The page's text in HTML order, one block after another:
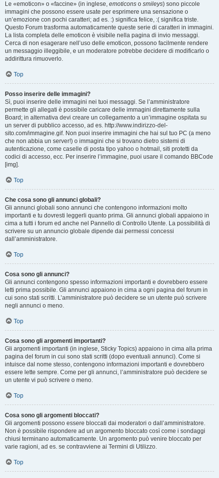
Le «emoticon» o «faccine» (in inglese, emoticons o smileys) sono piccole
immagini che possono essere usate per esprimere una sensazione o
un’emozione con pochi caratteri; ad es. :) significa felice, :( significa triste.
Questo Forum trasforma automaticamente queste serie di caratteri in immagini.
La lista completa delle emoticon è visibile nella pagina di invio messaggi.
Cerca di non esagerare nell’uso delle emoticon, possono facilmente rendere
un messaggio illeggibile, e un moderatore potrebbe decidere di modificarlo o
addirittura rimuoverlo.
Top
Posso inserire delle immagini?
Sì, puoi inserire delle immagini nei tuoi messaggi. Se l’amministratore
permette gli allegati è possibile caricare delle immagini direttamente sulla
Board; in alternativa devi creare un collegamento a un’immagine ospitata su
un server di pubblico accesso, ad es. http://www.indirizzo-del-
sito.com/immagine.gif. Non puoi inserire immagini che hai sul tuo PC (a meno
che non abbia un server!) o immagini che si trovano dietro sistemi di
autenticazione, come caselle di posta tipo yahoo o hotmail, siti protetti da
codici di accesso, ecc. Per inserire l’immagine, puoi usare il comando BBCode
[img].
Top
Che cosa sono gli annunci globali?
Gli annunci globali sono annunci che contengono informazioni molto
importanti e tu dovresti leggerli quanto prima. Gli annunci globali appaiono in
cima a tutti i forum ed anche nel Pannello di Controllo Utente. La possibilità di
scrivere su un annuncio globale dipende dai permessi concessi
dall’amministratore.
Top
Cosa sono gli annunci?
Gli annunci contengono spesso informazioni importanti e dovrebbero essere
letti prima possibile. Gli annunci appaiono in cima a ogni pagina del forum in
cui sono stati scritti. L’amministratore può decidere se un utente può scrivere
negli annunci o meno.
Top
Cosa sono gli argomenti importanti?
Gli argomenti importanti (in inglese, Sticky Topics) appaiono in cima alla prima
pagina del forum in cui sono stati scritti (dopo eventuali annunci). Come si
intuisce dal nome stesso, contengono informazioni importanti e dovrebbero
essere lette sempre. Come per gli annunci, l’amministratore può decidere se
un utente vi può scrivere o meno.
Top
Cosa sono gli argomenti bloccati?
Gli argomenti possono essere bloccati dai moderatori o dall’amministratore.
Non è possibile rispondere ad un argomento bloccato così come i sondaggi
chiusi terminano automaticamente. Un argomento può venire bloccato per
varie ragioni, ad es. se contravviene ai Termini di Utilizzo.
Top